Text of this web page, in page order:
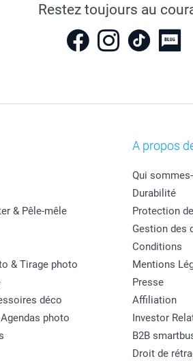
Restez toujours au
& Pêle-mêle
& Tirage photo
déco
photo
A propos
Qui
Durabilité
Protection
Gestion des
Conditions
Mentions
Presse
Affiliation
Investor
B2B
Droit de